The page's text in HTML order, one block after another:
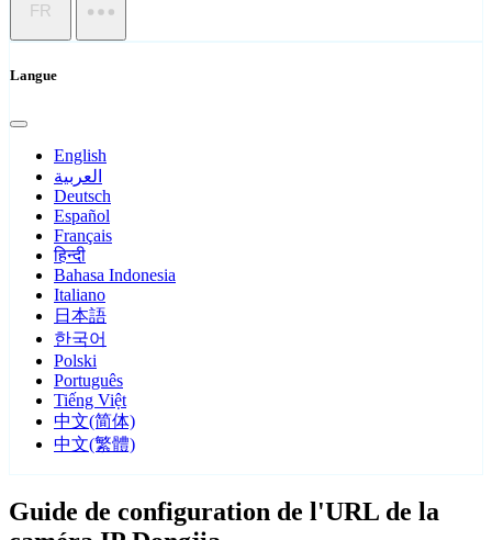
FR
Langue
English
العربية
Deutsch
Español
Français
हिन्दी
Bahasa Indonesia
Italiano
日本語
한국어
Polski
Português
Tiếng Việt
中文(简体)
中文(繁體)
Guide de configuration de l'URL de la